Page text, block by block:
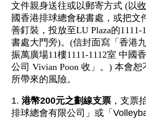
文件親身送往或以郵寄方式 (以
國香港排球總會秘書處，或把文
善釘裝， 投放至LU Plaza的
書處大門旁)。(信封面寫「香港
振萬廣場11樓1111-1112室 中國
公司 Vivian Poon 收」。) 本會
所帶來的風險。
1. 港幣200元之劃線支票 ，支票
排球總會有限公司」或「